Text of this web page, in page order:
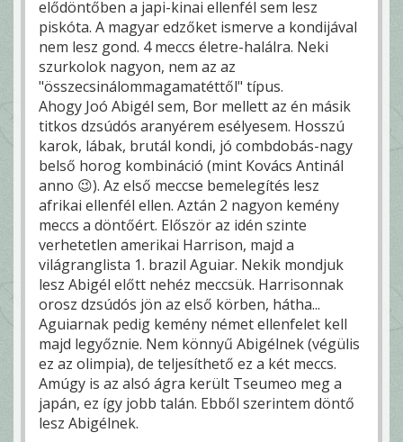
elődöntőben a japi-kinai ellenfél sem lesz
piskóta. A magyar edzőket ismerve a kondijával
nem lesz gond. 4 meccs életre-halálra. Neki
szurkolok nagyon, nem az az
"összecsinálommagamatéttől" típus.
Ahogy Joó Abigél sem, Bor mellett az én másik
titkos dzsúdós aranyérem esélyesem. Hosszú
karok, lábak, brutál kondi, jó combdobás-nagy
belső horog kombináció (mint Kovács Antinál
anno 😉). Az első meccse bemelegítés lesz
afrikai ellenfél ellen. Aztán 2 nagyon kemény
meccs a döntőért. Először az idén szinte
verhetetlen amerikai Harrison, majd a
világranglista 1. brazil Aguiar. Nekik mondjuk
lesz Abigél előtt nehéz meccsük. Harrisonnak
orosz dzsúdós jön az első körben, hátha...
Aguiarnak pedig kemény német ellenfelet kell
majd legyőznie. Nem könnyű Abigélnek (végülis
ez az olimpia), de teljesíthető ez a két meccs.
Amúgy is az alsó ágra került Tseumeo meg a
japán, ez így jobb talán. Ebből szerintem döntő
lesz Abigélnek.